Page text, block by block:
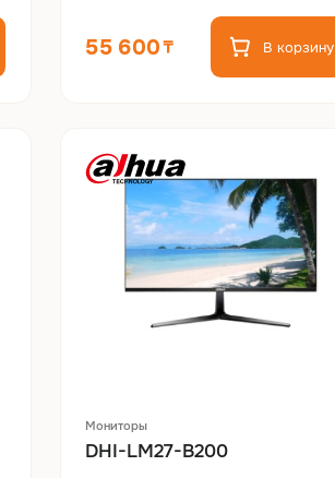
55 600 В корзину
Мониторы
DHI-LM27-B200